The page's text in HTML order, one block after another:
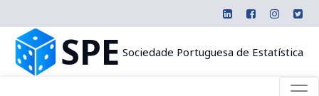
SPE Sociedade Portuguesa de Estatística